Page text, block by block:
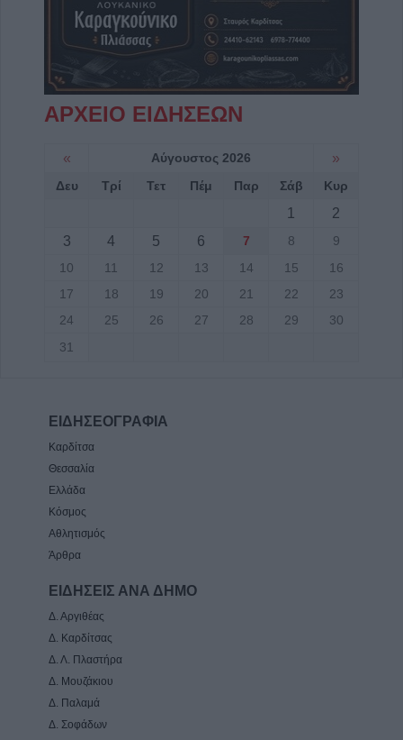
ΑΡΧΕΙΟ ΕΙΔΗΣΕΩΝ
« Αύγουστος 2026 »
Δευ Τρί Τετ Πέμ Παρ Σάβ Κυρ
1
2
3
4 5 6 7 8
9
10
11 12 13 14 15
16
17
18 19 20 21 22
23
24
25 26 27 28 29
30
31
ΕΙΔΗΣΕΟΓΡΑΦΙΑ
Καρδίτσα
Θεσσαλία
Ελλάδα
Κόσμος
Αθλητισμός
Άρθρα
ΕΙΔΗΣΕΙΣ ΑΝΑ ΔΗΜΟ
Δ. Αργιθέας
Δ. Καρδίτσας
Δ. Λ. Πλαστήρα
Δ. Μουζάκιου
Δ. Παλαμά
Δ. Σοφάδων